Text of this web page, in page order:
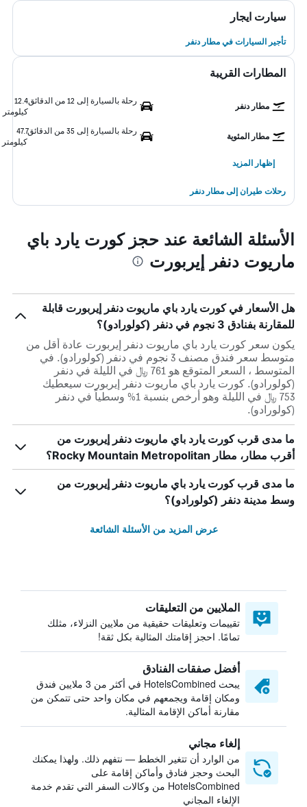
سيارت ايجار
تأجير السيارات في مطار دنفر
المطارات القريبة
مطار دنفر
رحلة بالسيارة إلى 12 من الدقائق
12.4
كيلومتر
مطار المئوية
رحلة بالسيارة إلى 35 من الدقائق
47.7
كيلومتر
إظهار المزيد
رحلات طيران إلى مطار دنفر
الأسئلة الشائعة عند حجز كورت يارد باي
ماريوت دنفر إيربورت
هل الأسعار في كورت يارد باي ماريوت دنفر إيربورت قابلة
للمقارنة بفنادق 3 نجوم في دنفر (كولورادو)؟
يكون سعر كورت يارد باي ماريوت دنفر إيربورت عادة أقل من
متوسط ​​سعر فندق مصنف 3 نجوم في دنفر (كولورادو). في
المتوسط ، السعر المتوقع هو 761 ﷼ في الليلة في دنفر
(كولورادو). كورت يارد باي ماريوت دنفر إيربورت سيعطيك
753 ﷼ في الليلة وهو أرخص بنسبة 1% وسطياً في دنفر
(كولورادو).
ما مدى قرب كورت يارد باي ماريوت دنفر إيربورت من
أقرب مطار، مطار Rocky Mountain Metropolitan؟
ما مدى قرب كورت يارد باي ماريوت دنفر إيربورت من
وسط مدينة دنفر (كولورادو)؟
عرض المزيد من الأسئلة الشائعة
الملايين من التعليقات
تقييمات وتعليقات حقيقية من ملايين النزلاء، مثلك
تمامًا. احجز إقامتك المثالية بكل ثقة!
أفضل صفقات الفنادق
يبحث HotelsCombined في أكثر من 3 ملايين فندق
ومكان إقامة ويجمعهم في مكان واحد حتى تتمكن من
مقارنة أماكن الإقامة المثالية.
إلغاء مجاني
من الوارد أن تتغير الخطط — نتفهم ذلك. ولهذا يمكنك
البحث وحجز فنادق وأماكن إقامة على
HotelsCombined من وكالات السفر التي تقدم خدمة
الإلغاء المجاني